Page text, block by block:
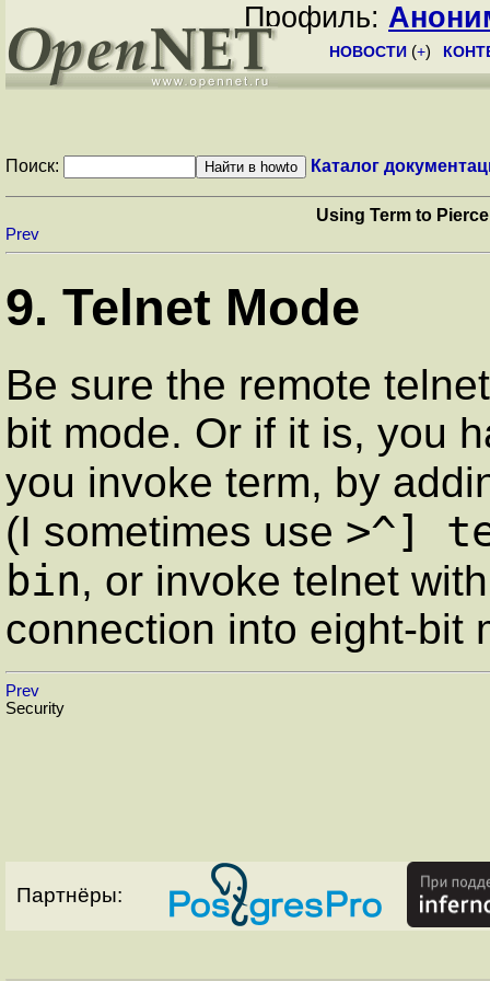
Профиль:
НОВОСТИ (+)
Поиск: Каталог
Using Term to
Prev
9. Telnet Mode
Be sure the remote
bit mode. Or if it is, you
you invoke term, by
(I sometimes use >^]
bin, or invoke telnet
connection into eight-bit
Prev
Security
Партнёры: